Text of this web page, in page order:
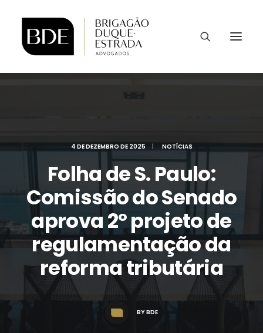
CONTATO
4 DE DEZEMBRO DE 2025 | NOTÍCIAS
Folha de S. Paulo:
Comissão do Senado
aprova 2º projeto de
regulamentação da
reforma tributária
BYBDE